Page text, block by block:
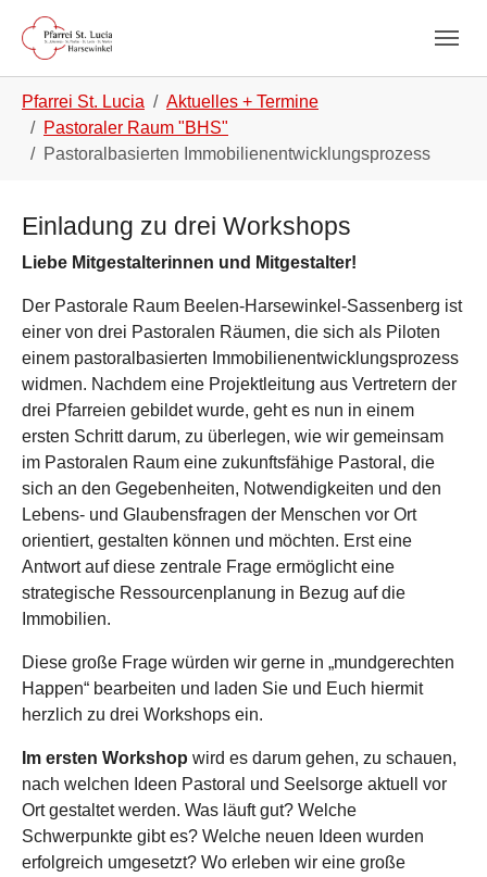
Pfarrei St. Lucia
Aktuelles + Termine
Pastoraler Raum "BHS"
Pastoralbasierten Immobilienentwicklungsprozess
Einladung zu drei Workshops
Liebe Mitgestalterinnen und Mitgestalter!
Der Pastorale Raum Beelen-Harsewinkel-Sassenberg ist
einer von drei Pastoralen Räumen, die sich als Piloten
einem pastoralbasierten Immobilienentwicklungsprozess
widmen. Nachdem eine Projektleitung aus Vertretern der
drei Pfarreien gebildet wurde, geht es nun in einem
ersten Schritt darum, zu überlegen, wie wir gemeinsam
im Pastoralen Raum eine zukunftsfähige Pastoral, die
sich an den Gegebenheiten, Notwendigkeiten und den
Lebens- und Glaubensfragen der Menschen vor Ort
orientiert, gestalten können und möchten. Erst eine
Antwort auf diese zentrale Frage ermöglicht eine
strategische Ressourcenplanung in Bezug auf die
Immobilien.
Diese große Frage würden wir gerne in „mundgerechten
Happen“ bearbeiten und laden Sie und Euch hiermit
herzlich zu drei Workshops ein.
Im ersten Workshop wird es darum gehen, zu schauen,
nach welchen Ideen Pastoral und Seelsorge aktuell vor
Ort gestaltet werden. Was läuft gut? Welche
Schwerpunkte gibt es? Welche neuen Ideen wurden
erfolgreich umgesetzt? Wo erleben wir eine große